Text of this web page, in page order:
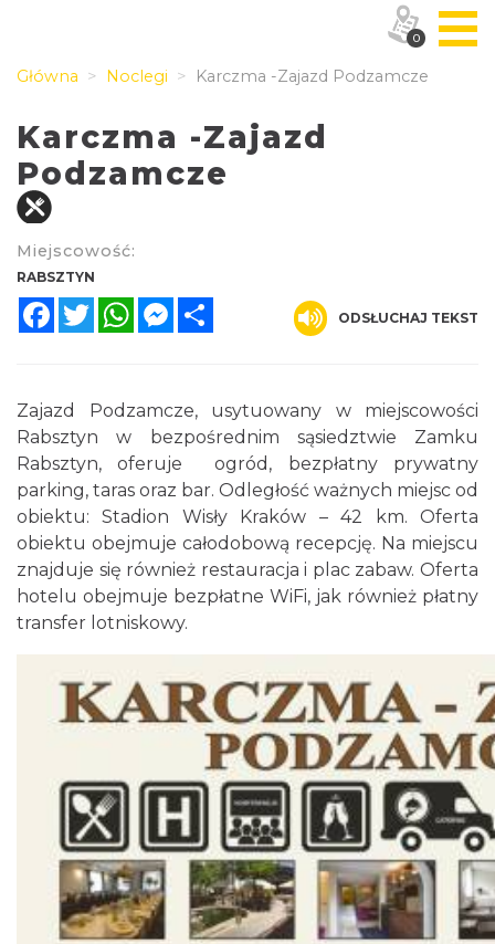
Główna Noclegi Karczma -Zajazd Podzamcze
Karczma -Zajazd
Podzamcze
Miejscowość:
RABSZTYN
FacebookTwitterWhatsAppMessenger
ODSŁUCHAJ TEKST
Zajazd Podzamcze, usytuowany w miejscowości
Rabsztyn w bezpośrednim sąsiedztwie Zamku
Rabsztyn, oferuje ogród, bezpłatny prywatny
parking, taras oraz bar. Odległość ważnych miejsc od
obiektu: Stadion Wisły Kraków – 42 km. Oferta
obiektu obejmuje całodobową recepcję. Na miejscu
znajduje się również restauracja i plac zabaw. Oferta
hotelu obejmuje bezpłatne WiFi, jak również płatny
transfer lotniskowy.
0